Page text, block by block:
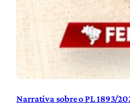
Narrativa sobre o PL 1893/